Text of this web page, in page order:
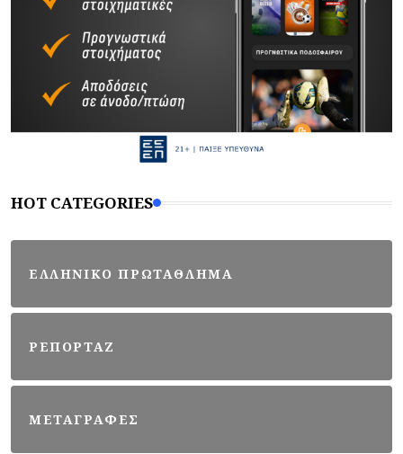
HOT CATEGORIES
ΕΛΛΗΝΙΚΟ ΠΡΩΤΑΘΛΗΜΑ
ΡΕΠΟΡΤΑΖ
ΜΕΤΑΓΡΑΦΕΣ